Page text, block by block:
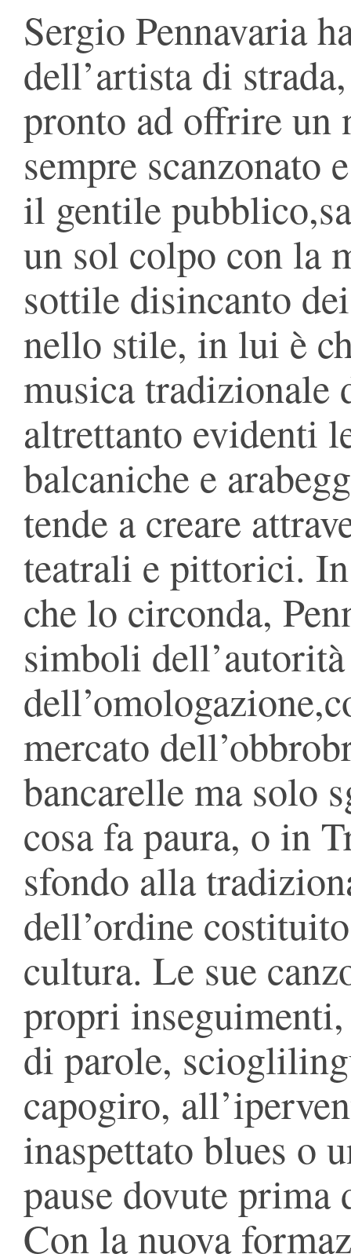
Sergio Pennavaria
dell’artista di
pronto ad offrire un
sempre scanzonato
il gentile
un sol colpo con la
sottile disincanto
nello stile, in lui è
musica tradizionale
altrettanto evidenti
balcaniche e
tende a creare
teatrali e pittorici.
che lo circonda,
simboli
mercato
bancarelle ma solo
cosa fa paura, o in
sfondo alla
dell’ordine
cultura. Le sue
propri inseguimenti,
di parole,
capogiro,
inaspettato blues o
pause dovute
Con la nuova